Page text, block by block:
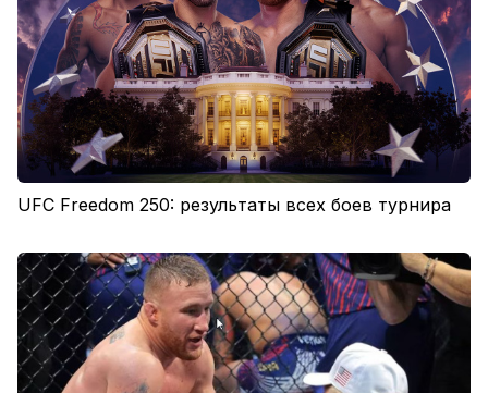
UFC Freedom 250: результаты всех боев турнира